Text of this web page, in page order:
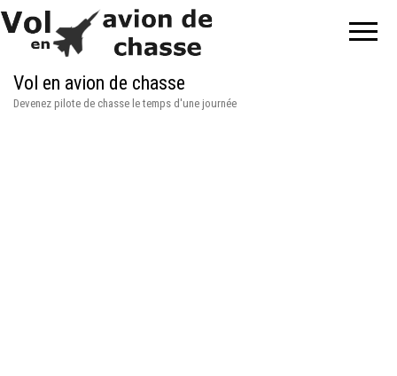
Vol en avion de chasse
Devenez pilote de chasse le temps d'une journée